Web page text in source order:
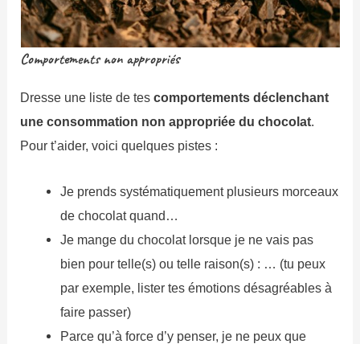
Comportements non appropriés
Dresse une liste de tescomportements déclenchant
uneconsommation non appropriéedu chocolat.
Pour t’aider, voici quelques pistes :
Je prends systématiquement plusieurs morceaux
de chocolat quand…
Je mange du chocolat lorsque je ne vais pas
bien pour telle(s) ou telle raison(s) : … (tu peux
par exemple, lister tes émotions désagréables à
faire passer)
Parce qu’à force d’y penser, je ne peux que